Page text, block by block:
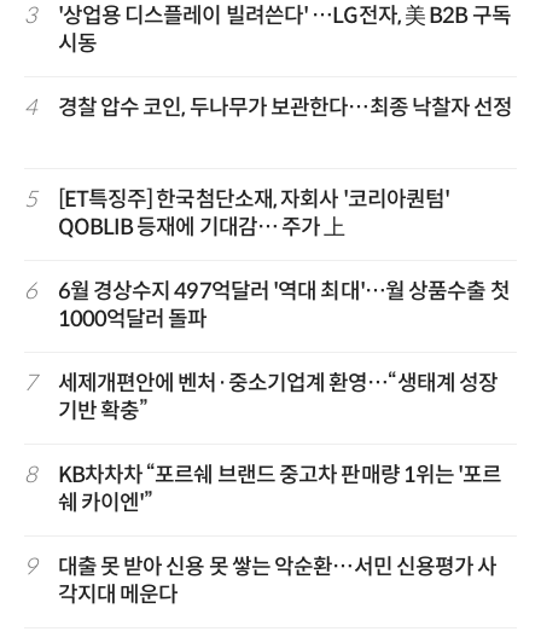
3
'상업용 디스플레이 빌려쓴다' …LG전자, 美 B2B 구독
시동
4 경찰 압수 코인, 두나무가 보관한다…최종 낙찰자 선정
5
[ET특징주] 한국첨단소재, 자회사 '코리아퀀텀'
QOBLIB 등재에 기대감… 주가 上
6
6월 경상수지 497억달러 '역대 최대'…월 상품수출 첫
1000억달러 돌파
7
세제개편안에 벤처·중소기업계 환영…“생태계 성장
기반 확충”
8
KB차차차 “포르쉐 브랜드 중고차 판매량 1위는 '포르
쉐 카이엔'”
9
대출 못 받아 신용 못 쌓는 악순환…서민 신용평가 사
각지대 메운다